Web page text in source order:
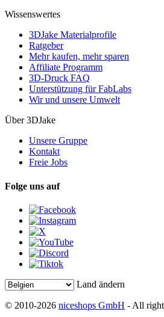
Wissenswertes
3DJake Materialprofile
Ratgeber
Mehr kaufen, mehr sparen
Affiliate Programm
3D-Druck FAQ
Unterstützung für FabLabs
Wir und unsere Umwelt
Über 3DJake
Unsere Gruppe
Kontakt
Freie Jobs
Folge uns auf
Land ändern
© 2010-2026 niceshops GmbH - All